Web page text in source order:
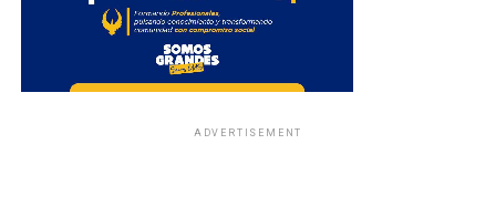
ADVERTISEMENT